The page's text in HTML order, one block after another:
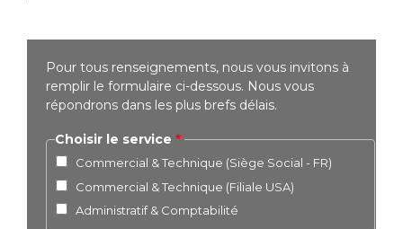
Pour tous renseignements, nous vous invitons à
remplir le formulaire ci-dessous. Nous vous
répondrons dans les plus brefs délais.
Choisir le service
Commercial & Technique (Siège Social - FR)
Commercial & Technique (Filiale USA)
Administratif & Comptabilité